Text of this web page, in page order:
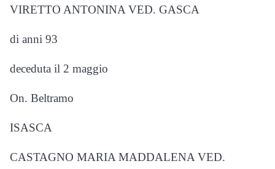
VIRETTO ANTONINA VED. GASCA
di anni 93
deceduta il 2 maggio
On. Beltramo
ISASCA
CASTAGNO MARIA MADDALENA VED.